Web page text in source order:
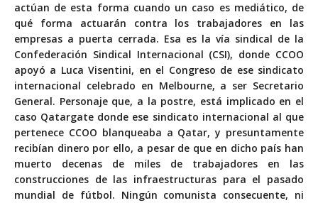
actúan de esta forma cuando un caso es mediático, de
qué forma actuarán contra los trabajadores en las
empresas a puerta cerrada. Esa es la vía sindical de la
Confederación Sindical Internacional (CSI), donde CCOO
apoyó a Luca Visentini, en el Congreso de ese sindicato
internacional celebrado en Melbourne, a ser Secretario
General. Personaje que, a la postre, está implicado en el
caso Qatargate donde ese sindicato internacional al que
pertenece CCOO blanqueaba a Qatar, y presuntamente
recibían dinero por ello, a pesar de que en dicho país han
muerto decenas de miles de trabajadores en las
construcciones de las infraestructuras para el pasado
mundial de fútbol. Ningún comunista consecuente, ni